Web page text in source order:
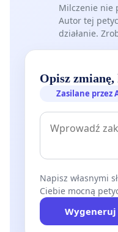
Milczenie nie
Autor tej
działanie.
Opisz zmianę,
Zasilane przez
Napisz własnymi
Ciebie mocną